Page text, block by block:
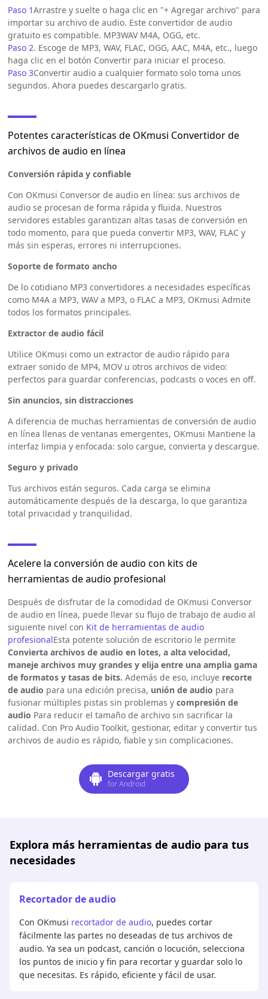
Paso 1Arrastre y suelte o haga clic en "+ Agregar archivo" para
importar su archivo de audio. Este convertidor de audio
gratuito es compatible. MP3WAV M4A, OGG, etc.
Paso 2. Escoge de MP3, WAV, FLAC, OGG, AAC, M4A, etc., luego
haga clic en el botón Convertir para iniciar el proceso.
Paso 3Convertir audio a cualquier formato solo toma unos
segundos. Ahora puedes descargarlo gratis.
Potentes características de OKmusi Convertidor de
archivos de audio en línea
Conversión rápida y confiable
Con OKmusi Conversor de audio en línea: sus archivos de
audio se procesan de forma rápida y fluida. Nuestros
servidores estables garantizan altas tasas de conversión en
todo momento, para que pueda convertir MP3, WAV, FLAC y
más sin esperas, errores ni interrupciones.
Soporte de formato ancho
De lo cotidiano MP3 convertidores a necesidades específicas
como M4A a MP3, WAV a MP3, o FLAC a MP3, OKmusi Admite
todos los formatos principales.
Extractor de audio fácil
Utilice OKmusi como un extractor de audio rápido para
extraer sonido de MP4, MOV u otros archivos de video:
perfectos para guardar conferencias, podcasts o voces en off.
Sin anuncios, sin distracciones
A diferencia de muchas herramientas de conversión de audio
en línea llenas de ventanas emergentes, OKmusi Mantiene la
interfaz limpia y enfocada: solo cargue, convierta y descargue.
Seguro y privado
Tus archivos están seguros. Cada carga se elimina
automáticamente después de la descarga, lo que garantiza
total privacidad y tranquilidad.
Acelere la conversión de audio con kits de
herramientas de audio profesional
Después de disfrutar de la comodidad de OKmusi Conversor
de audio en línea, puede llevar su flujo de trabajo de audio al
siguiente nivel con Kit de herramientas de audio
profesionalEsta potente solución de escritorio le permite
Convierta archivos de audio en lotes, a alta velocidad,
maneje archivos muy grandes y elija entre una amplia gama
de formatos y tasas de bits. Además de eso, incluye recorte
de audio para una edición precisa, unión de audio para
fusionar múltiples pistas sin problemas y compresión de
audio Para reducir el tamaño de archivo sin sacrificar la
calidad. Con Pro Audio Toolkit, gestionar, editar y convertir tus
archivos de audio es rápido, fiable y sin complicaciones.
Descargar gratis
for Android
Explora más herramientas de audio para tus
necesidades
Recortador de audio
Con OKmusi recortador de audio, puedes cortar
fácilmente las partes no deseadas de tus archivos de
audio. Ya sea un podcast, canción o locución, selecciona
los puntos de inicio y fin para recortar y guardar solo lo
que necesitas. Es rápido, eficiente y fácil de usar.